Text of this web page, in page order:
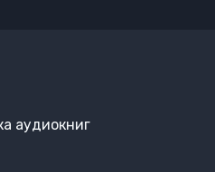
аудиокниг